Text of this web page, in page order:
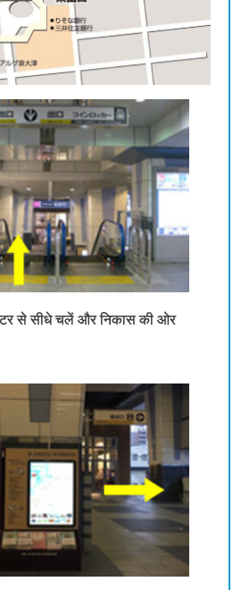
से सीधे चलें और निकास की ओर